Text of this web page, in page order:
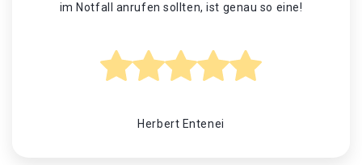
im Notfall anrufen sollten, ist genau so eine!
Herbert Entenei